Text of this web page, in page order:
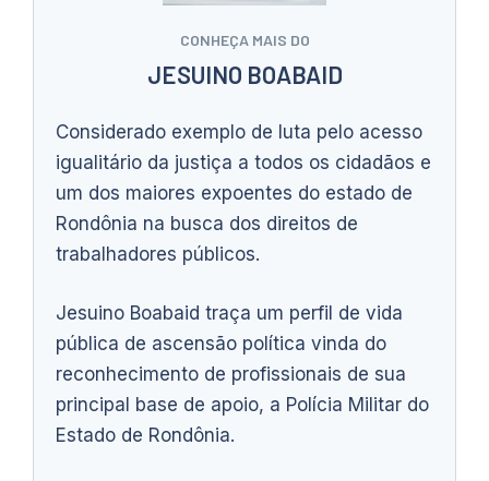
CONHEÇA MAIS DO
JESUINO BOABAID
Considerado exemplo de luta pelo acesso
igualitário da justiça a todos os cidadãos e
um dos maiores expoentes do estado de
Rondônia na busca dos direitos de
trabalhadores públicos.
Jesuino Boabaid traça um perfil de vida
pública de ascensão política vinda do
reconhecimento de profissionais de sua
principal base de apoio, a Polícia Militar do
Estado de Rondônia.